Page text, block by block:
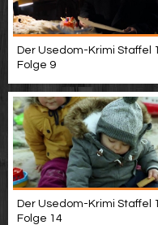
Der Usedom-Krimi Staffel 1
Folge 9
Der Usedom-Krimi Staffel 1
Folge 14